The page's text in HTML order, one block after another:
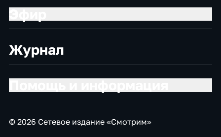
Журнал
© 2026 Сетевое издание «Смотрим»